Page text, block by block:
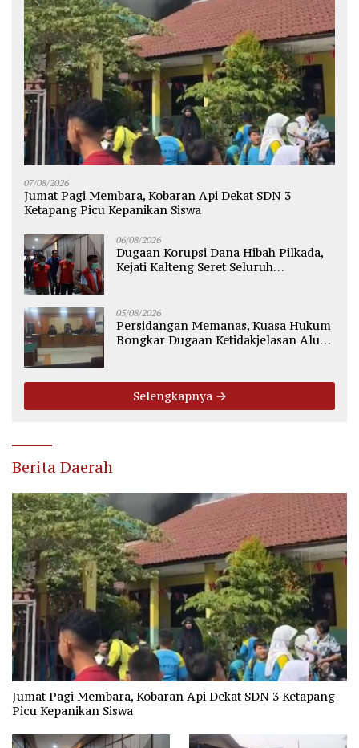
07/08/2026
Jumat Pagi Membara, Kobaran Api Dekat SDN 3
Ketapang Picu Kepanikan Siswa
06/08/2026
Dugaan Korupsi Dana Hibah Pilkada,
Kejati Kalteng Seret Seluruh
05/08/2026
Persidangan Memanas, Kuasa Hukum
Bongkar Dugaan Ketidakjelasan Alur
Selengkapnya
Berita Daerah
Jumat Pagi Membara, Kobaran Api Dekat SDN 3 Ketapang
Picu Kepanikan Siswa